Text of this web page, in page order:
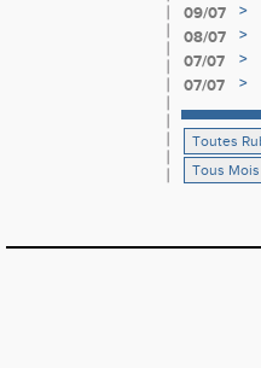
09/07
>
08/07
>
07/07
>
07/07
>